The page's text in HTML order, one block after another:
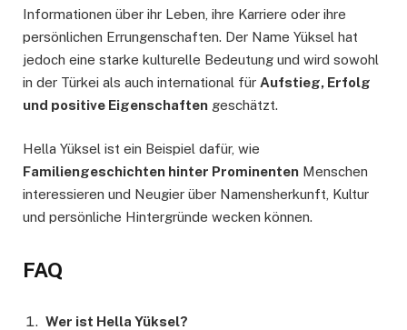
Informationen über ihr Leben, ihre Karriere oder ihre
persönlichen Errungenschaften. Der Name Yüksel hat
jedoch eine starke kulturelle Bedeutung und wird sowohl
in der Türkei als auch international für Aufstieg, Erfolg
und positive Eigenschaften geschätzt.
Hella Yüksel ist ein Beispiel dafür, wie
Familiengeschichten hinter Prominenten Menschen
interessieren und Neugier über Namensherkunft, Kultur
und persönliche Hintergründe wecken können.
FAQ
Wer ist Hella Yüksel?